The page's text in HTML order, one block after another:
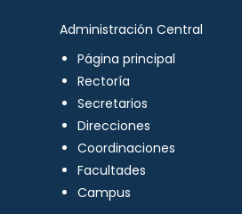
Administración Central
Página principal
Rectoría
Secretarios
Direcciones
Coordinaciones
Facultades
Campus